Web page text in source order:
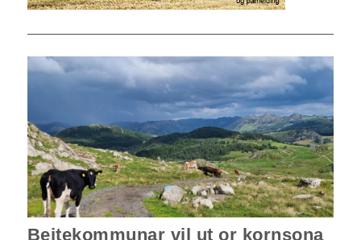
Beitekommunar vil ut or kornsona